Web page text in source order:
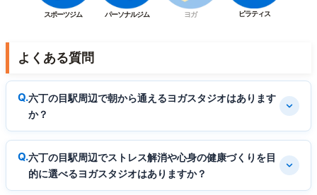
スポーツジム パーソナルジム ヨガ ピラティス
よくある質問
六丁の目駅周辺で朝から通えるヨガスタジオはあります
か？
六丁の目駅周辺でストレス解消や心身の健康づくりを目
的に選べるヨガスタジオはありますか？